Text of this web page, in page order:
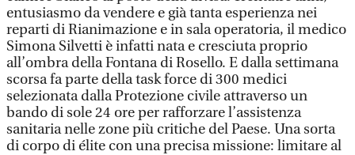
entusiasmo da vendere e già tanta esperienza nei
reparti di Rianimazione e in sala operatoria, il medico
Simona Silvetti è infatti nata e cresciuta proprio
all’ombra della Fontana di Rosello. E dalla settimana
scorsa fa parte della task force di 300 medici
selezionata dalla Protezione civile attraverso un
bando di sole 24 ore per rafforzare l’assistenza
sanitaria nelle zone più critiche del Paese. Una sorta
di corpo di élite con una precisa missione: limitare al